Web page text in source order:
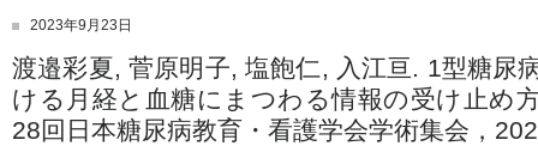
2023年9月23日
渡邉彩夏, 菅原明子, 塩飽仁, 入江亘. 1型糖尿
ける月経と血糖にまつわる情報の受け止め
28回日本糖尿病教育・看護学会学術集会，